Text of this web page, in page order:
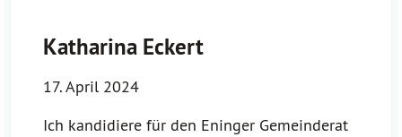
Katharina Eckert
17. April 2024
Ich kandidiere für den Eninger Gemeinderat